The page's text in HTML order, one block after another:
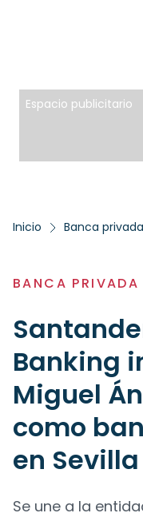
Espacio publicitario
Inicio Banca privada
BANCA PRIVADA
Banking
Miguel
como
en Sevilla
Se une a la